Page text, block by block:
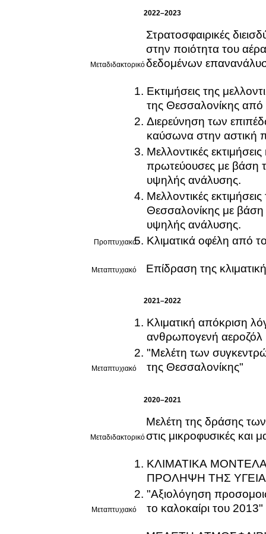
2022–2023
Μεταδιδακτορικό
Στρατοσφαιρικές
στην ποιότητα του
δεδομένων
Προπτυχιακό
Εκτιμήσεις της
της Θεσσαλονίκης από
Διερεύνηση των
καύσωνα στην αστική
Μελλοντικές
πρωτεύουσες με βάση
υψηλής ανάλυσης.
Μελλοντικές
Θεσσαλονίκης με βάση
υψηλής ανάλυσης.
Κλιματικά οφέλη από
Μεταπτυχιακό Επίδραση της
2021–2022
Μεταπτυχιακό
Κλιματική απόκριση
ανθρωπογενή αεροζόλ
"Μελέτη των
της Θεσσαλονίκης"
2020–2021
Μεταδιδακτορικό
Μελέτη της δράσης
στις μικροφυσικές και
Μεταπτυχιακό
ΚΛΙΜΑΤΙΚΑ
ΠΡΟΛΗΨΗ ΤΗΣ
"Αξιολόγηση
το καλοκαίρι του 2013"